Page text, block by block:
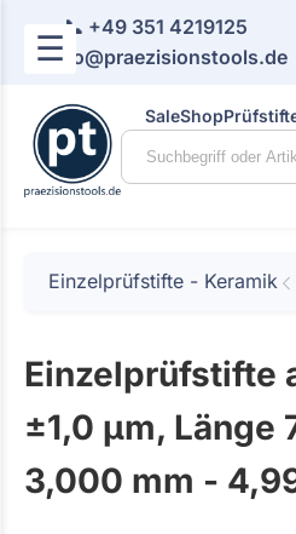
☰
📞 +49 351 4219125
📧 info@praezisionstools.de
SaleShop
Einzelprüfstifte - Keramik
Einzelprüfstifte
±1,0 µm, Länge
3,000 mm -